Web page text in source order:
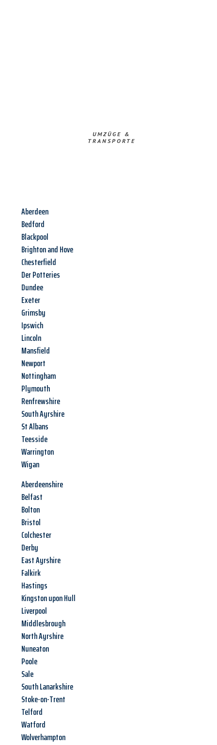
UMZÜGE &
TRANSPORTE
Aberdeen
Bedford
Blackpool
Brighton and Hove
Chesterfield
Der Potteries
Dundee
Exeter
Grimsby
Ipswich
Lincoln
Mansfield
Newport
Nottingham
Plymouth
Renfrewshire
South Ayrshire
St Albans
Teesside
Warrington
Wigan
Aberdeenshire
Belfast
Bolton
Bristol
Colchester
Derby
East Ayrshire
Falkirk
Hastings
Kingston upon Hull
Liverpool
Middlesbrough
North Ayrshire
Nuneaton
Poole
Sale
South Lanarkshire
Stoke-on-Trent
Telford
Watford
Wolverhampton